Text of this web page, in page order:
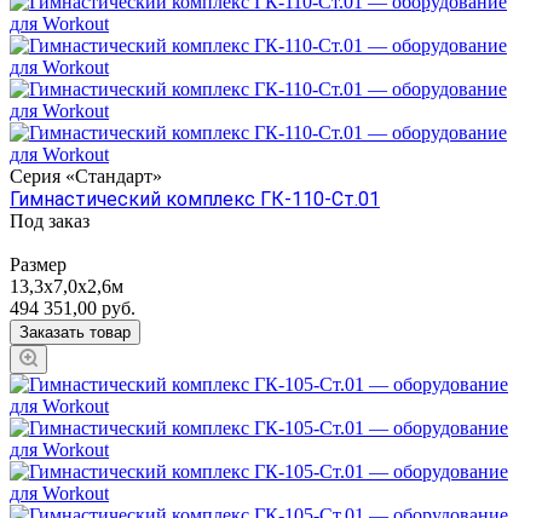
Серия «Стандарт»
Гимнастический комплекс ГК-110-Ст.01
Под заказ
Размер
13,3х7,0х2,6м
494 351,00 руб.
Заказать товар